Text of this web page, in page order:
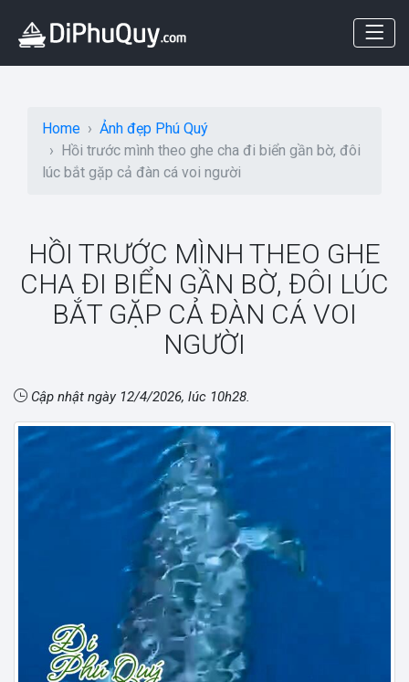
Home
Ảnh đẹp Phú Quý
Hồi trước mình theo ghe cha đi biển gần bờ, đôi
lúc bắt gặp cả đàn cá voi người
HỒI TRƯỚC MÌNH THEO GHE
CHA ĐI BIỂN GẦN BỜ, ĐÔI LÚC
BẮT GẶP CẢ ĐÀN CÁ VOI
NGƯỜI
Cập nhật ngày 12/4/2026, lúc 10h28.